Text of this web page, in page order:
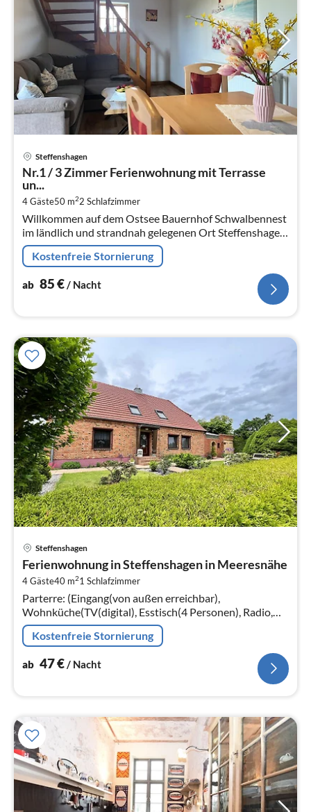
Steffenshagen
Nr.1 / 3 Zimmer Ferienwohnung mit Terrasse
un...
4 Gäste50 m22 Schlafzimmer
Willkommen auf dem Ostsee Bauernhof Schwalbennest
im ländlich und strandnah gelegenen Ort Steffenshagen
zwischen Kühlungsborn und Heiligendamm.
Kostenfreie Stornierung
ab 85€/ Nacht
Steffenshagen
Ferienwohnung in Steffenshagen in Meeresnähe
4 Gäste40 m21 Schlafzimmer
Parterre: (Eingang(von außen erreichbar),
Wohnküche(TV(digital), Esstisch(4 Personen), Radio,
Wasserkocher, Toaster, Kochherd(4 Kochplatten,
Ceranfeld)
Kostenfreie Stornierung
ab 47€/ Nacht